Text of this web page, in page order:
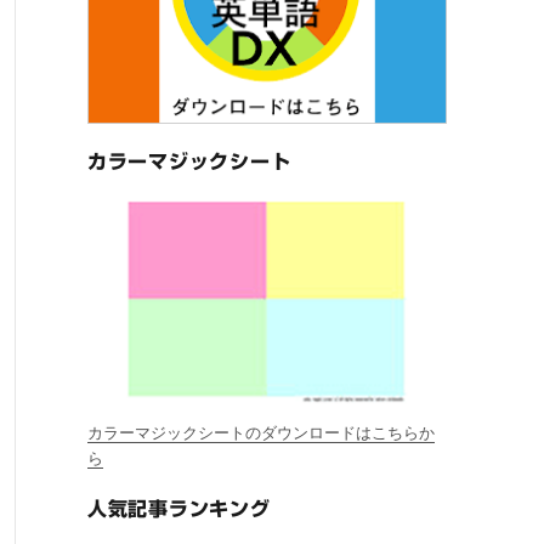
カラーマジックシート
カラーマジックシートのダウンロードはこちらか
ら
人気記事ランキング